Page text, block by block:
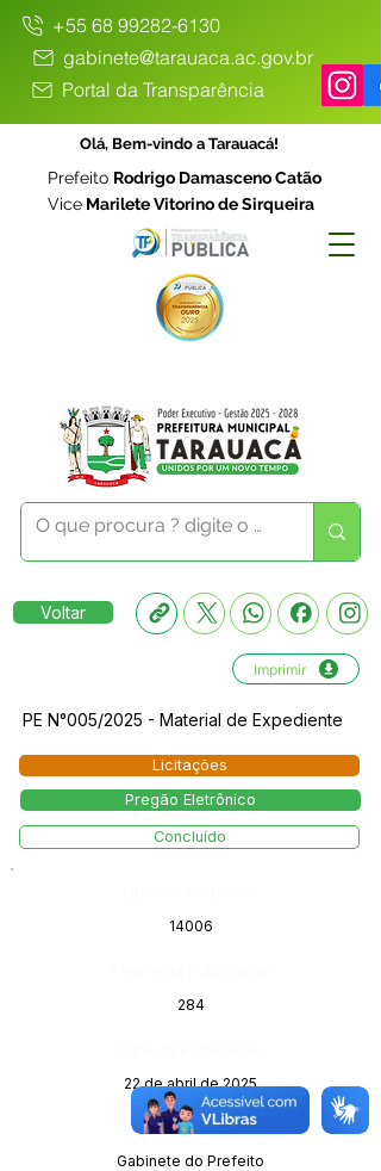
+55 68 99282-6130
gabinete@tarauaca.ac.gov.br
Portal da Transparência
Olá, Bem-vindo a Tarauacá!
Prefeito Rodrigo Damasceno Catão
Vice Marilete Vitorino de Sirqueira
Voltar
Imprimir
PE N°005/2025 - Material de Expediente
Licitações
Pregão Eletrônico
Concluído
14006
284
22 de abril de 2025
Órgão:
Gabinete do Prefeito